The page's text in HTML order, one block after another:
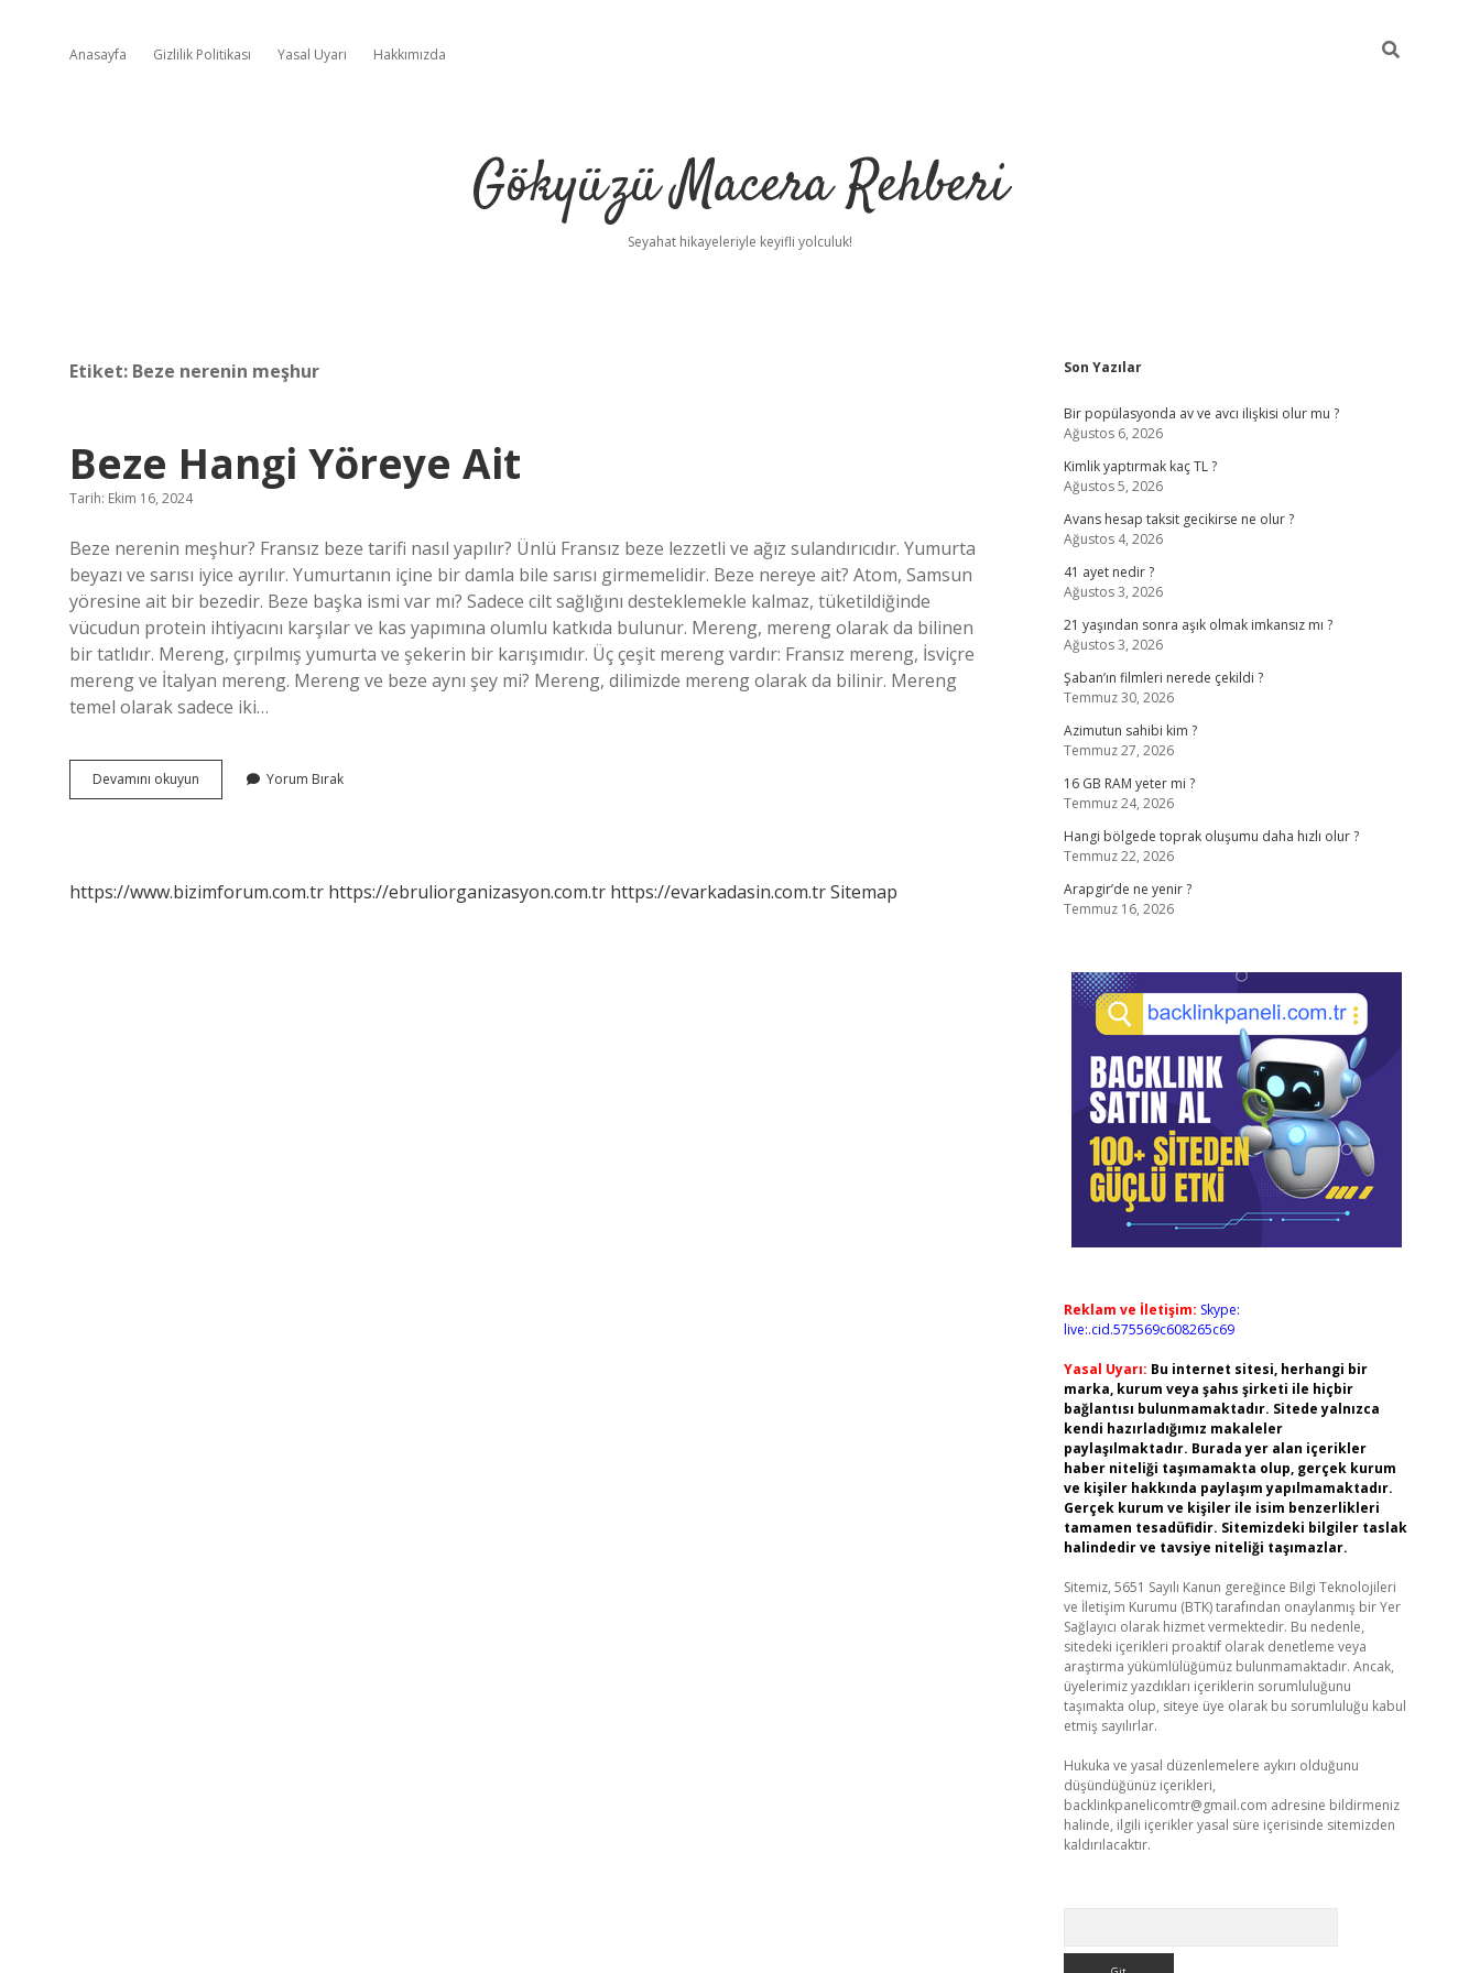
Anasayfa Gizlilik Politikası Yasal Uyarı Hakkımızda
Gökyüzü Macera Rehberi
Seyahat hikayeleriyle keyifli yolculuk!
Etiket: Beze nerenin meşhur
Beze Hangi Yöreye Ait
Tarih: Ekim 16, 2024
Beze nerenin meşhur? Fransız beze tarifi nasıl yapılır? Ünlü Fransız beze lezzetli ve ağız sulandırıcıdır. Yumurta
beyazı ve sarısı iyice ayrılır. Yumurtanın içine bir damla bile sarısı girmemelidir. Beze nereye ait? Atom, Samsun
yöresine ait bir bezedir. Beze başka ismi var mı? Sadece cilt sağlığını desteklemekle kalmaz, tüketildiğinde
vücudun protein ihtiyacını karşılar ve kas yapımına olumlu katkıda bulunur. Mereng, mereng olarak da bilinen
bir tatlıdır. Mereng, çırpılmış yumurta ve şekerin bir karışımıdır. Üç çeşit mereng vardır: Fransız mereng, İsviçre
mereng ve İtalyan mereng. Mereng ve beze aynı şey mi? Mereng, dilimizde mereng olarak da bilinir. Mereng
temel olarak sadece iki…
Devamını okuyun
Hangi
Yorum Bırak
https://www.bizimforum.com.tr https://ebruliorganizasyon.com.tr https://evarkadasin.com.trSitemap
Sidebar
Son Yazılar
Bir popülasyonda av ve avcı ilişkisi olur mu ?
Ağustos 6, 2026
Kimlik yaptırmak kaç TL ?
Ağustos 5, 2026
Avans hesap taksit gecikirse ne olur ?
Ağustos 4, 2026
41 ayet nedir ?
Ağustos 3, 2026
21 yaşından sonra aşık olmak imkansız mı ?
Ağustos 3, 2026
Şaban’ın filmleri nerede çekildi ?
Temmuz 30, 2026
Azimutun sahibi kim ?
Temmuz 27, 2026
16 GB RAM yeter mi ?
Temmuz 24, 2026
Hangi bölgede toprak oluşumu daha hızlı olur ?
Temmuz 22, 2026
Arapgir’de ne yenir ?
Temmuz 16, 2026
Reklam ve İletişim: Skype:
live:.cid.575569c608265c69
Yasal Uyarı: Bu internet sitesi, herhangi bir
marka, kurum veya şahıs şirketi ile hiçbir
bağlantısı bulunmamaktadır. Sitede yalnızca
kendi hazırladığımız makaleler
paylaşılmaktadır. Burada yer alan içerikler
haber niteliği taşımamakta olup, gerçek kurum
ve kişiler hakkında paylaşım yapılmamaktadır.
Gerçek kurum ve kişiler ile isim benzerlikleri
tamamen tesadüfidir. Sitemizdeki bilgiler taslak
halindedir ve tavsiye niteliği taşımazlar.
Sitemiz, 5651 Sayılı Kanun gereğince Bilgi Teknolojileri
ve İletişim Kurumu (BTK) tarafından onaylanmış bir Yer
Sağlayıcı olarak hizmet vermektedir. Bu nedenle,
sitedeki içerikleri proaktif olarak denetleme veya
araştırma yükümlülüğümüz bulunmamaktadır. Ancak,
üyelerimiz yazdıkları içeriklerin sorumluluğunu
taşımakta olup, siteye üye olarak bu sorumluluğu kabul
etmiş sayılırlar.
Hukuka ve yasal düzenlemelere aykırı olduğunu
düşündüğünüz içerikleri,
backlinkpanelicomtr@gmail.com adresine bildirmeniz
halinde, ilgili içerikler yasal süre içerisinde sitemizden
kaldırılacaktır.